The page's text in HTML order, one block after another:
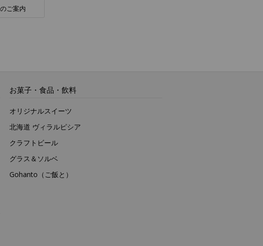
ご案内
お菓子・食品・飲料
オリジナルスイーツ
北海道 ヴィラルピシア
クラフトビール
グラス＆ソルベ
Gohanto（ご飯と）